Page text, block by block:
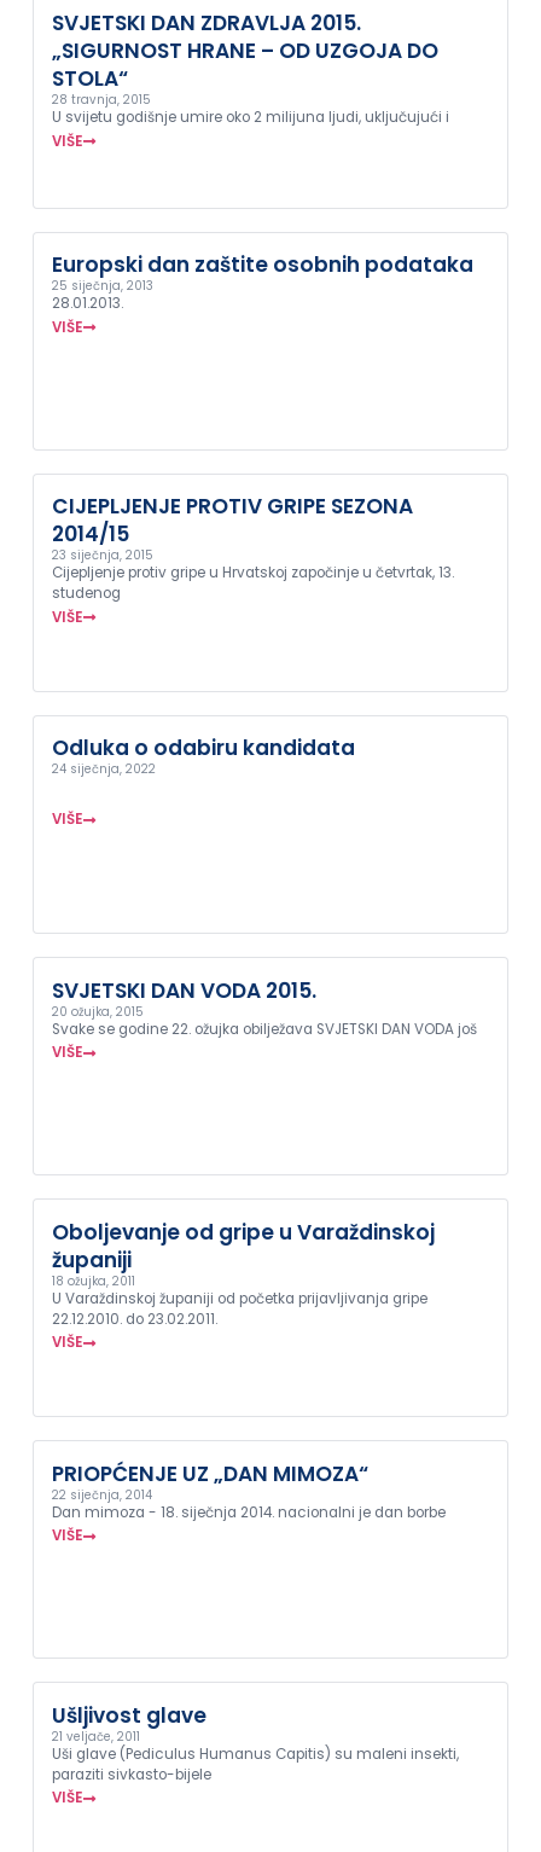
SVJETSKI DAN ZDRAVLJA 2015.
„SIGURNOST HRANE – OD UZGOJA DO
STOLA“
28 travnja, 2015
U svijetu godišnje umire oko 2 milijuna ljudi, uključujući i
VIŠE
Europski dan zaštite osobnih podataka
25 siječnja, 2013
28.01.2013.
VIŠE
CIJEPLJENJE PROTIV GRIPE SEZONA
2014/15
23 siječnja, 2015
Cijepljenje protiv gripe u Hrvatskoj započinje u četvrtak, 13.
studenog
VIŠE
Odluka o odabiru kandidata
24 siječnja, 2022
VIŠE
SVJETSKI DAN VODA 2015.
20 ožujka, 2015
Svake se godine 22. ožujka obilježava SVJETSKI DAN VODA još
VIŠE
Oboljevanje od gripe u Varaždinskoj
županiji
18 ožujka, 2011
U Varaždinskoj županiji od početka prijavljivanja gripe
22.12.2010. do 23.02.2011.
VIŠE
PRIOPĆENJE UZ „DAN MIMOZA“
22 siječnja, 2014
Dan mimoza - 18. siječnja 2014. nacionalni je dan borbe
VIŠE
Ušljivost glave
21 veljače, 2011
Uši glave (Pediculus Humanus Capitis) su maleni insekti,
paraziti sivkasto-bijele
VIŠE